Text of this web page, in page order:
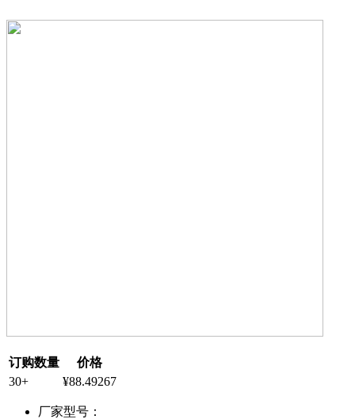
订购数量
价格
30+
¥88.49267
厂家型号：